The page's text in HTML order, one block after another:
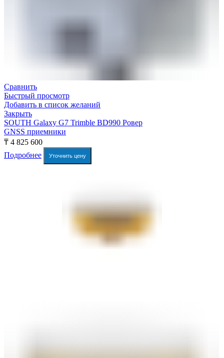
Сравнить
Быстрый просмотр
Добавить в список желаний
Закрыть
SOUTH Galaxy G7 Trimble BD990 Ровер
GNSS приемники
₸ 4 825 600
Подробнее
Уточнить цену